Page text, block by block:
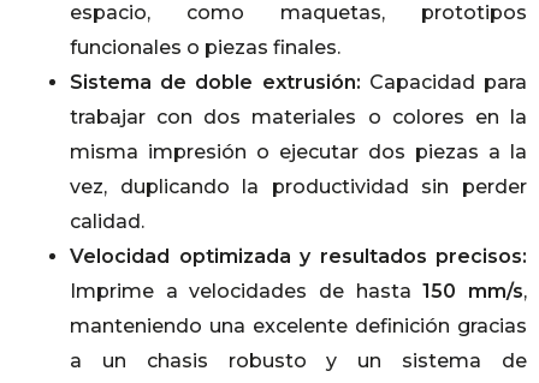
espacio, como maquetas, prototipos
funcionales o piezas finales.
Sistema de doble extrusión: Capacidad para
trabajar con dos materiales o colores en la
misma impresión o ejecutar dos piezas a la
vez, duplicando la productividad sin perder
calidad.
Velocidad optimizada y resultados precisos:
Imprime a velocidades de hasta150 mm/s,
manteniendo una excelente definición gracias
a un chasis robusto y un sistema de